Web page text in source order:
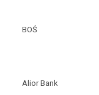
BOŚ
Alior Bank